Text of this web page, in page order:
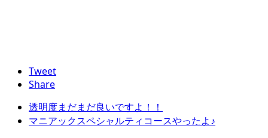
Tweet
Share
透明度まだまだ良いですよ！！
マニアックスペシャルティコースやったよ♪